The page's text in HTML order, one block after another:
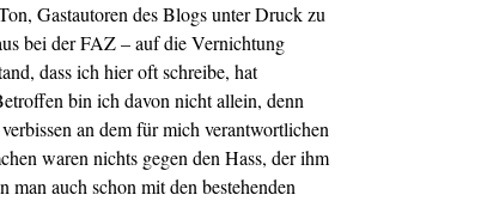
Gastautoren des Blogs unter Druck zu
bei der FAZ – auf die Vernichtung
dass ich hier oft schreibe, hat
bin ich davon nicht allein, denn
an dem für mich verantwortlichen
waren nichts gegen den Hass, der ihm
auch schon mit den bestehenden